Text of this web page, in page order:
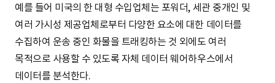
예를 들어 미국의 한 대형 수입업체는 포워더, 세관 중개인 및
여러 가시성 제공업체로부터 다양한 요소에 대한 데이터를
수집하여 운송 중인 화물을 트래킹하는 것 외에도 여러
목적으로 사용할 수 있도록 자체 데이터 웨어하우스에서
데이터를 분석한다.